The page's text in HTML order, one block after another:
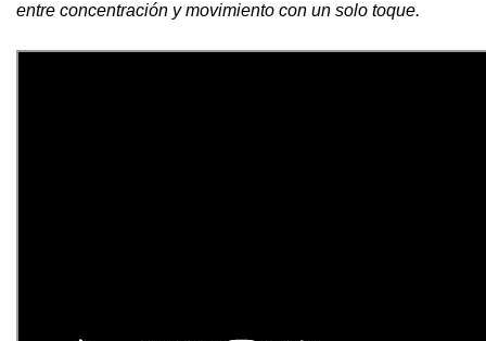
entre concentración y movimiento con un solo toque.